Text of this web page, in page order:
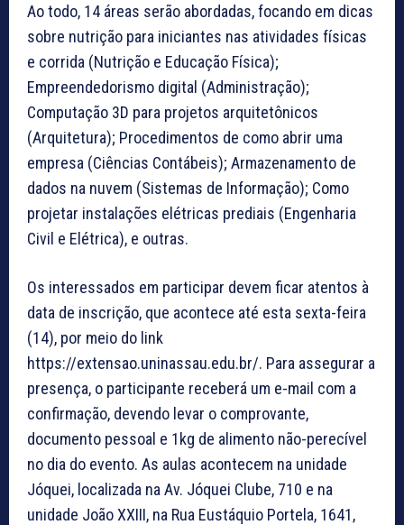
Ao todo, 14 áreas serão abordadas, focando em dicas
sobre nutrição para iniciantes nas atividades físicas
e corrida (Nutrição e Educação Física);
Empreendedorismo digital (Administração);
Computação 3D para projetos arquitetônicos
(Arquitetura); Procedimentos de como abrir uma
empresa (Ciências Contábeis); Armazenamento de
dados na nuvem (Sistemas de Informação); Como
projetar instalações elétricas prediais (Engenharia
Civil e Elétrica), e outras.
Os interessados em participar devem ficar atentos à
data de inscrição, que acontece até esta sexta-feira
(14), por meio do link
https://extensao.uninassau.edu.br/. Para assegurar a
presença, o participante receberá um e-mail com a
confirmação, devendo levar o comprovante,
documento pessoal e 1kg de alimento não-perecível
no dia do evento. As aulas acontecem na unidade
Jóquei, localizada na Av. Jóquei Clube, 710 e na
unidade João XXIII, na Rua Eustáquio Portela, 1641,